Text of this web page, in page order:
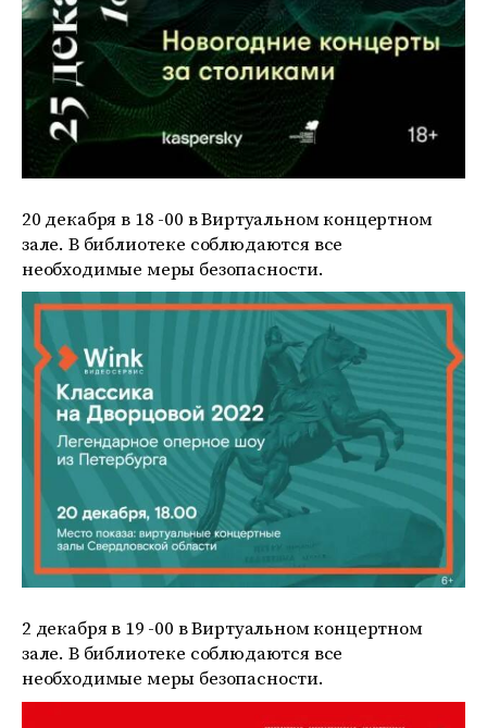
20 декабря в 18 -00 в Виртуальном концертном
зале. В библиотеке соблюдаются все
необходимые меры безопасности.
2 декабря в 19 -00 в Виртуальном концертном
зале. В библиотеке соблюдаются все
необходимые меры безопасности.